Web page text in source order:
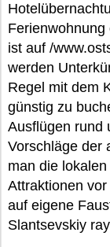
ist auf /
werden
Regel mit dem
günstig zu
Ausflügen rund
Vorschläge der
man die
Attraktionen
auf eigene
Slantsevskiy